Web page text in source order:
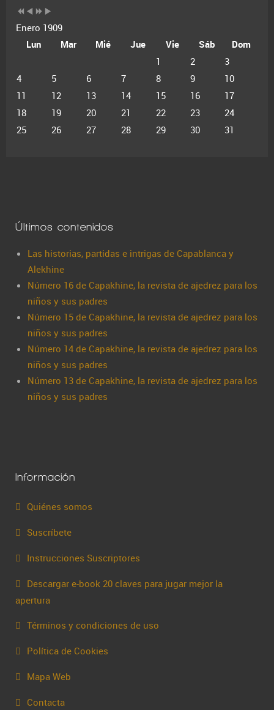
Enero 1909
Lun
Mar Mié Jue Vie Sáb
Dom
1
2
3
4
5 6 7 8 9
10
11
12 13 14 15 16
17
18
19 20 21 22 23
24
25
26 27 28 29 30 31
Últimos contenidos
Las historias, partidas e intrigas de Capablanca y
Alekhine
Número 16 de Capakhine, la revista de ajedrez para los
niños y sus padres
Número 15 de Capakhine, la revista de ajedrez para los
niños y sus padres
Número 14 de Capakhine, la revista de ajedrez para los
niños y sus padres
Número 13 de Capakhine, la revista de ajedrez para los
niños y sus padres
Información
Quiénes somos
Suscríbete
Instrucciones Suscriptores
Descargar e-book 20 claves para jugar mejor la
apertura
Términos y condiciones de uso
Política de Cookies
Mapa Web
Contacta